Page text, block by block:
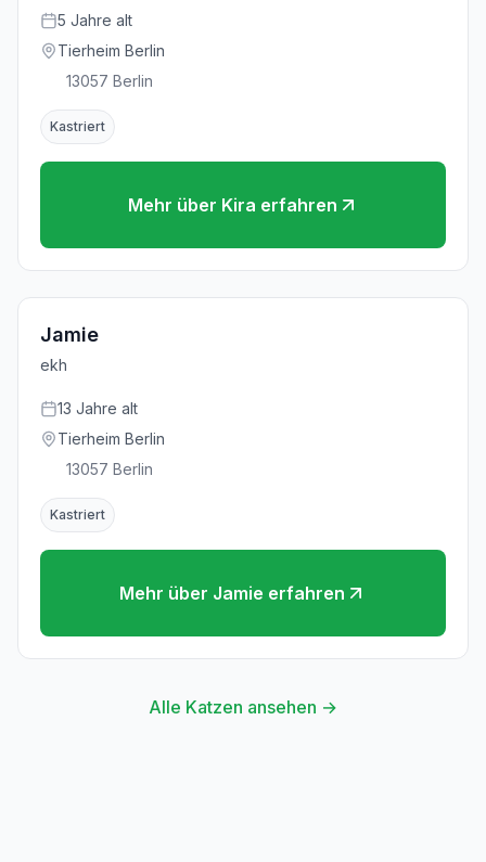
5 Jahre alt
Tierheim Berlin
13057 Berlin
Kastriert
Mehr über Kira erfahren
Jamie
ekh
13 Jahre alt
Tierheim Berlin
13057 Berlin
Kastriert
Mehr über Jamie erfahren
Alle Katzen ansehen →